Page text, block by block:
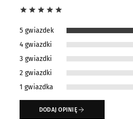
5 gwiazdek
4 gwiazdki
3 gwiazdki
2 gwiazdki
1 gwiazdka
DODAJ OPINIĘ